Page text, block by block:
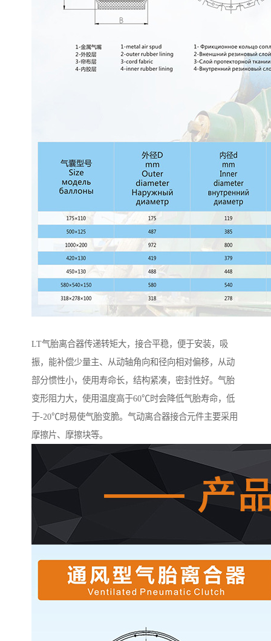
LT气胎离合器传递转矩大，接合平稳，便于安装，吸
振，能补偿少量主、从动轴角向和径向相对偏移，从动
部分惯性小，使用寿命长，结构紧凑，密封性好。气胎
变形阻力大，使用温度高于60℃时会降低气胎寿命，低
于-20℃时易使气胎变脆。气动离合器接合元件主要采用
摩擦片、摩擦块等。